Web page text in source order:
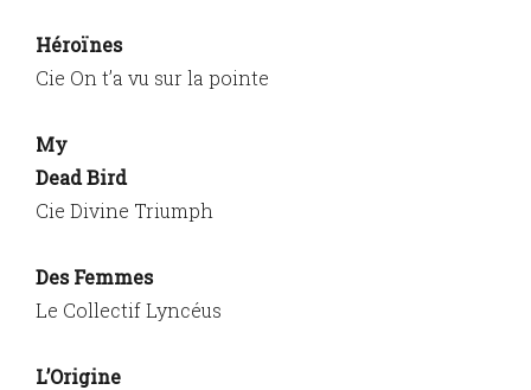
Héroïnes
Cie On t’a vu sur la pointe
My
Dead Bird
Cie Divine Triumph
Des Femmes
Le Collectif Lyncéus
L’Origine